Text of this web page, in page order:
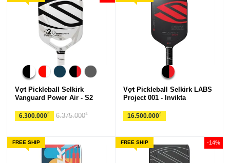
Vợt Pickleball Selkirk
Vanguard Power Air - S2
6.300.000₫ 6.375.000₫
Vợt Pickleball Selkirk LABS
Project 001 - Invikta
16.500.000₫
FREE SHIP FREE SHIP -14%